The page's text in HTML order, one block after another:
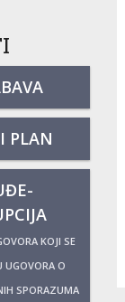
PLAN
KOJI SE
UGOVORA O
SPORAZUMA